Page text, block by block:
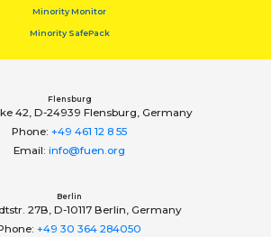
Minority Monitor
Minority SafePack
Flensburg
42, D-24939 Flensburg, Germany
Phone: +49 461 12 8 55
Email: info@fuen.org
Berlin
27B, D-10117 Berlin, Germany
+49 30 364 284050